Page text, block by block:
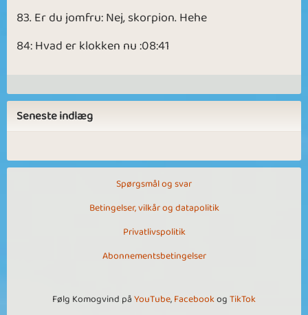
83. Er du jomfru: Nej, skorpion. Hehe
84: Hvad er klokken nu :08:41
Seneste indlæg
Spørgsmål og svar
Betingelser, vilkår og datapolitik
Privatlivspolitik
Abonnementsbetingelser
Følg Komogvind påYouTube,FacebookogTikTok